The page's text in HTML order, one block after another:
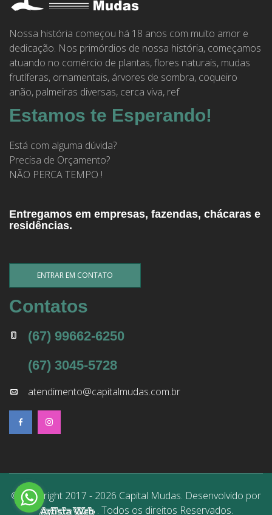
Nossa história começou há 18 anos com muito amor e
dedicação. Nos primórdios de nossa história, começamos
atuando no comércio de plantas, flores naturais, mudas
frutíferas, ornamentais, árvores de sombra, coqueiro
anão, palmeiras diversas, cerca viva, ref
Estamos te Esperando!
Está com alguma dúvida?
Precisa de Orçamento?
NÃO PERCA TEMPO !
Entregamos em empresas, fazendas, chácaras e
residências.
ENTRAR EM CONTATO
Contatos
(67) 99662-6250
(67) 3045-5728
atendimento@capitalmudas.com.br
© Copyright 2017 - 2026 Capital Mudas. Desenvolvido por
. Todos os direitos Reservados.